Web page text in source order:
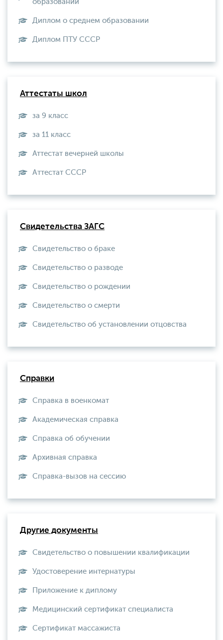
образовании
Диплом о среднем образовании
Диплом ПТУ СССР
Аттестаты школ
за 9 класс
за 11 класс
Аттестат вечерней школы
Aттестат СССР
Свидетельства ЗАГС
Свидетельство о браке
Свидетельство о разводе
Свидетельство о рождении
Свидетельство о смерти
Свидетельство об установлении отцовства
Справки
Справка в военкомат
Академическая справка
Справка об обучении
Архивная справка
Справка-вызов на сессию
Другие документы
Свидетельство о повышении квалификации
Удостоверение интернатуры
Приложение к диплому
Медицинский сертификат специалиста
Сертификат массажиста